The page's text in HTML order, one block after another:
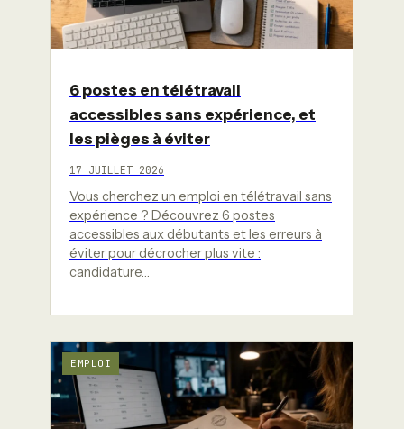
6 postes en télétravail
accessibles sans expérience, et
les pièges à éviter
17 JUILLET 2026
Vous cherchez un emploi en télétravail sans
expérience ? Découvrez 6 postes
accessibles aux débutants et les erreurs à
éviter pour décrocher plus vite :
candidature…
EMPLOI